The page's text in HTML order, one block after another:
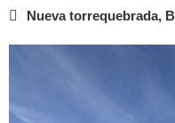
Nueva torrequebrada,